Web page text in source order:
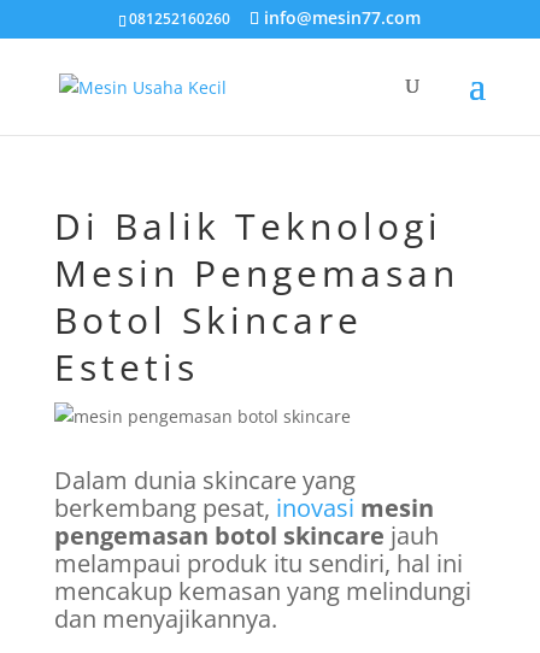
081252160260 info@mesin77.com
Di Balik Teknologi
Mesin Pengemasan
Botol Skincare
Estetis
Dalam dunia skincare yang
berkembang pesat, inovasi mesin
pengemasan botol skincare jauh
melampaui produk itu sendiri, hal ini
mencakup kemasan yang melindungi
dan menyajikannya.